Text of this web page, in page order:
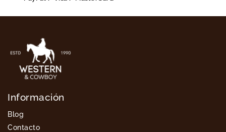
Información
Blog
Contacto